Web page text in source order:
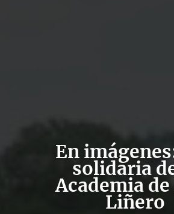
En
solidaria
Academia
Liñero